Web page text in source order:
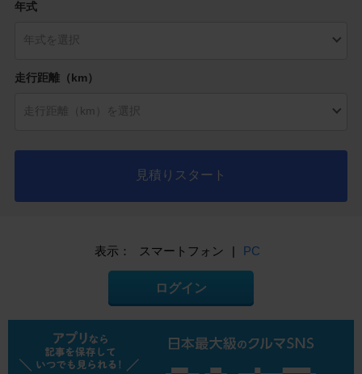
年式
走行距離（km）
見積りスタート
表示： スマートフォン | PC
ログイン